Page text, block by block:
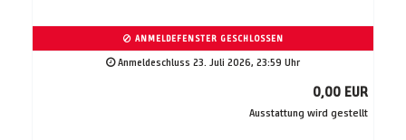
ANMELDEFENSTER GESCHLOSSEN
Anmeldeschluss 23. Juli 2026, 23:59 Uhr
0,00 EUR
Ausstattung wird gestellt